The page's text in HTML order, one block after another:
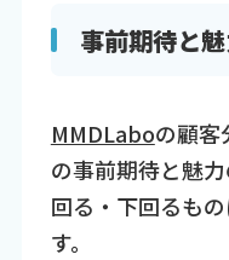
事前期待と
MMDLaboの顧客
の事前期待と魅
回る・下回るも
す。